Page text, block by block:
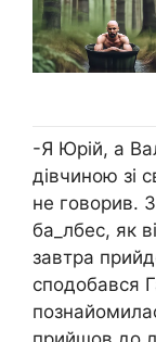
-Я Юрій, а
дівчиною зі
не говорив.
бa_лбес, як
завтра
сподобався